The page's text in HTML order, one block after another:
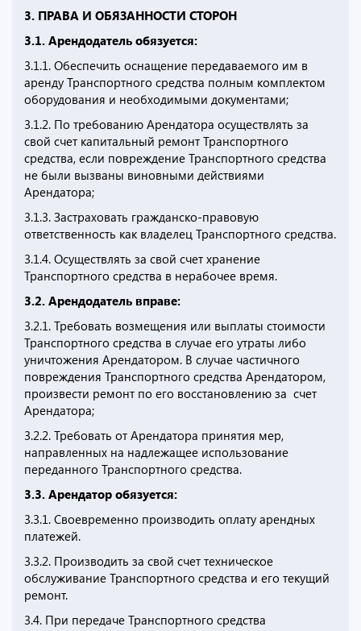
3. ПРАВА И ОБЯЗАННОСТИ СТОРОН
3.1. Арендодатель обязуется:
3.1.1. Обеспечить оснащение передаваемого им в
аренду Транспортного средства полным комплектом
оборудования и необходимыми документами;
3.1.2. По требованию Арендатора осуществлять за
свой счет капитальный ремонт Транспортного
средства, если повреждение Транспортного средства
не были вызваны виновными действиями
Арендатора;
3.1.3. Застраховать гражданско-правовую
ответственность как владелец Транспортного средства.
3.1.4. Осуществлять за свой счет хранение
Транспортного средства в нерабочее время.
3.2. Арендодатель вправе:
3.2.1. Требовать возмещения или выплаты стоимости
Транспортного средства в случае его утраты либо
уничтожения Арендатором. В случае частичного
повреждения Транспортного средства Арендатором,
произвести ремонт по его восстановлению за счет
Арендатора;
3.2.2. Требовать от Арендатора принятия мер,
направленных на надлежащее использование
переданного Транспортного средства.
3.3. Арендатор обязуется:
3.3.1. Своевременно производить оплату арендных
платежей.
3.3.2. Производить за свой счет техническое
обслуживание Транспортного средства и его текущий
ремонт.
3.4. При передаче Транспортного средства